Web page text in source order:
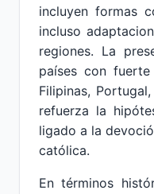
incluyen formas
incluso
regiones. La
países con
Filipinas,
refuerza la
ligado a la
católica.
En términos